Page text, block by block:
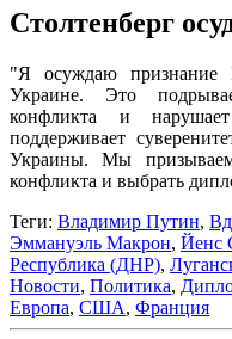
Столтенберг
"Я осуждаю признание
Украине. Это
конфликта и
поддерживает
Украины. Мы
конфликта и выбрать
Теги: Владимир Путин,
Эммануэль Макрон, Йенс
Республика (ДНР),
Новости, Политика,
Европа, США, Франция